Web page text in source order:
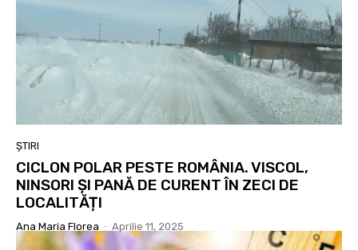
ȘTIRI
CICLON POLAR PESTE ROMÂNIA. VISCOL,
NINSORI ȘI PANĂ DE CURENT ÎN ZECI DE
LOCALITĂȚI
Ana Maria Florea - Aprilie 11, 2025